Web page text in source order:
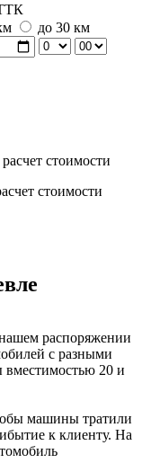
до 30 км
стоимости
стоимости
распоряжении
с разными
вместимостью 20 и
машины тратили
к клиенту. На